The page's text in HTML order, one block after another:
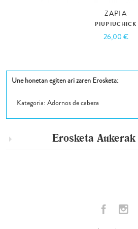
ZAPIA
PIUPIUCHICK
26,00 €
Une honetan egiten ari zaren Erosketa:
Kategoria: Adornos de cabeza
Erosketa Aukerak